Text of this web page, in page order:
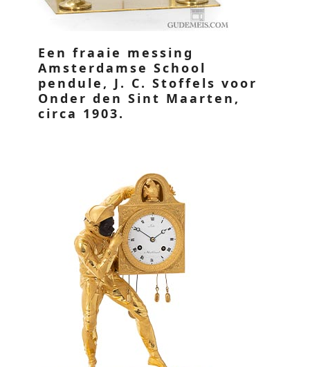
Een fraaie messing
Amsterdamse School
pendule, J. C. Stoffels voor
Onder den Sint Maarten,
circa 1903.